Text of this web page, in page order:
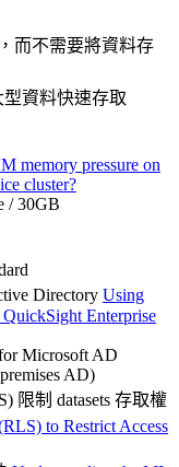
而不需要將資料存
資料快速存取
memory pressure on
cluster?
/ 30GB
Directory Using
Enterprise
Microsoft AD
AD)
限制 datasets 存取權
to Restrict Access